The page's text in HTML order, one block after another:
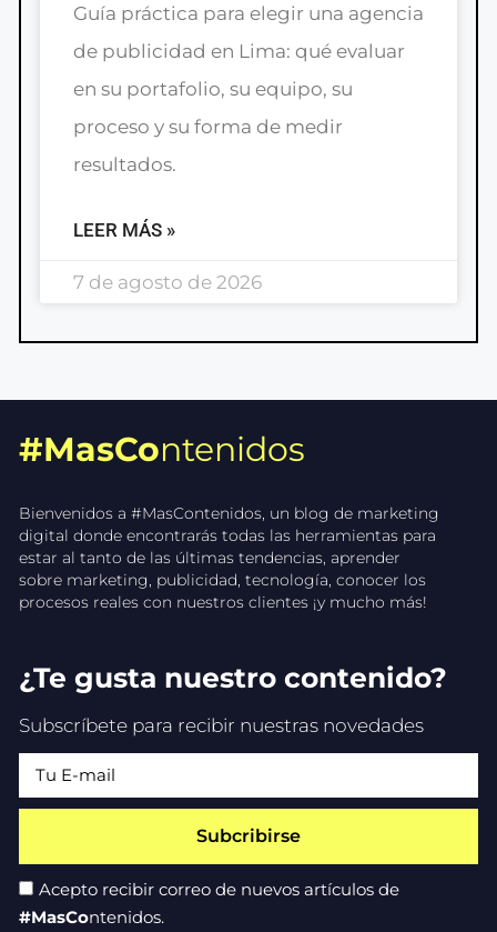
Guía práctica para elegir una agencia
de publicidad en Lima: qué evaluar
en su portafolio, su equipo, su
proceso y su forma de medir
resultados.
LEER MÁS »
7 de agosto de 2026
#MasContenidos
Bienvenidos a #MasContenidos, un blog de marketing
digital donde encontrarás todas las herramientas para
estar al tanto de las últimas tendencias, aprender
sobre marketing, publicidad, tecnología, conocer los
procesos reales con nuestros clientes ¡y mucho más!
¿Te gusta nuestro contenido?
Subscríbete para recibir nuestras novedades
Acepto recibir correo de nuevos artículos de
#MasContenidos.
Subcribirse